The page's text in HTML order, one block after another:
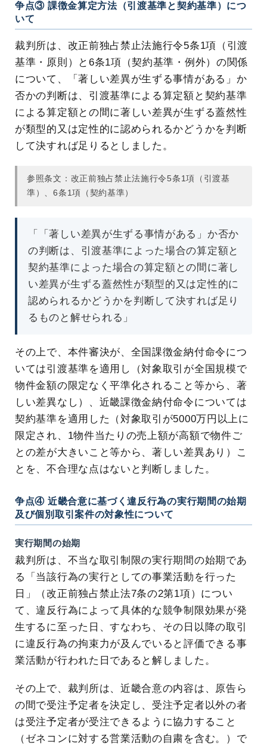
争点③ 課徴金算定方法（引渡基準と契約基準）につ
いて
裁判所は、改正前独占禁止法施行令5条1項（引渡
基準・原則）と6条1項（契約基準・例外）の関係
について、「著しい差異が生ずる事情がある」か
否かの判断は、引渡基準による算定額と契約基準
による算定額との間に著しい差異が生ずる蓋然性
が類型的又は定性的に認められるかどうかを判断
して決すれば足りるとしました。
参照条文：改正前独占禁止法施行令5条1項（引渡基
準）、6条1項（契約基準）
「「著しい差異が生ずる事情がある」か否か
の判断は、引渡基準によった場合の算定額と
契約基準によった場合の算定額との間に著し
い差異が生ずる蓋然性が類型的又は定性的に
認められるかどうかを判断して決すれば足り
るものと解せられる」
その上で、本件審決が、全国課徴金納付命令につ
いては引渡基準を適用し（対象取引が全国規模で
物件金額の限定なく平準化されること等から、著
しい差異なし）、近畿課徴金納付命令については
契約基準を適用した（対象取引が5000万円以上に
限定され、1物件当たりの売上額が高額で物件ご
との差が大きいこと等から、著しい差異あり）こ
とを、不合理な点はないと判断しました。
争点④ 近畿合意に基づく違反行為の実行期間の始期
及び個別取引案件の対象性について
実行期間の始期
裁判所は、不当な取引制限の実行期間の始期であ
る「当該行為の実行としての事業活動を行った
日」（改正前独占禁止法7条の2第1項）につい
て、違反行為によって具体的な競争制限効果が発
生するに至った日、すなわち、その日以降の取引
に違反行為の拘束力が及んでいると評価できる事
業活動が行われた日であると解しました。
その上で、裁判所は、近畿合意の内容は、原告ら
の間で受注予定者を決定し、受注予定者以外の者
は受注予定者が受注できるように協力すること
（ゼネコンに対する営業活動の自粛を含む。）で